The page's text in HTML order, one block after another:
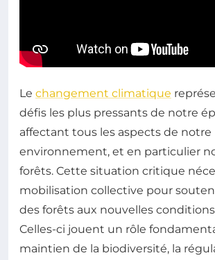
Le changement climatique
défis les plus pressants de notre
affectant tous les aspects de notre
environnement, et en particulier
forêts. Cette situation critique
mobilisation collective pour
des forêts aux nouvelles
Celles-ci jouent un rôle
maintien de la biodiversité, la